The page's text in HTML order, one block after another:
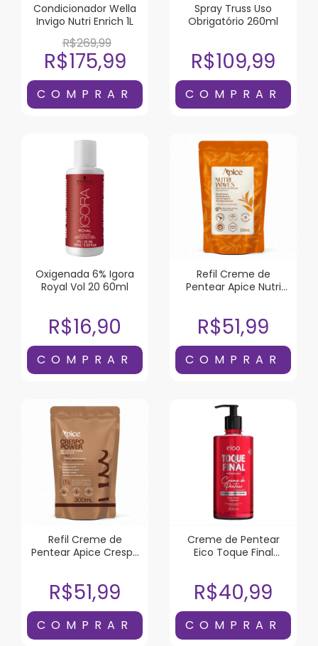
Condicionador Wella
Invigo Nutri Enrich 1L
R$269,99
R$175,99
Spray Truss Uso
Obrigatório 260ml
R$109,99
Oxigenada 6% Igora
Royal Vol 20 60ml
R$16,90
Refil Creme de
Pentear Apice Nutri
R$51,99
Refil Creme de
Pentear Apice Crespo
R$51,99
Creme de Pentear
Eico Toque Final
R$40,99